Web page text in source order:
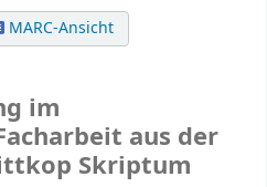
MARC-Ansicht
im
aus der
Skriptum